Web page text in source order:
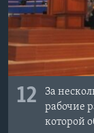
12
За
рабочие
которой